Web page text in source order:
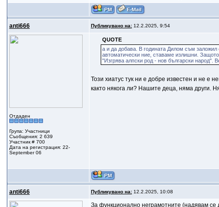
anti666 Публикувано на:12.2.2025, 9:54
Отдаден
Група: Участници
Съобщения: 2 639
Участник # 700
Дата на регистрация: 22-
September 06
QUOTE
а и да добава. В годината Дилом съм
автоматически ние, ставаме излишни.
"Изгрява алпски род - нов български
Този хиатус тук ни е добре известен и не е
както някога ли? Нашите деца, няма други.
anti666 Публикувано на:12.2.2025, 10:08
За функционално неграмотните (надявам се